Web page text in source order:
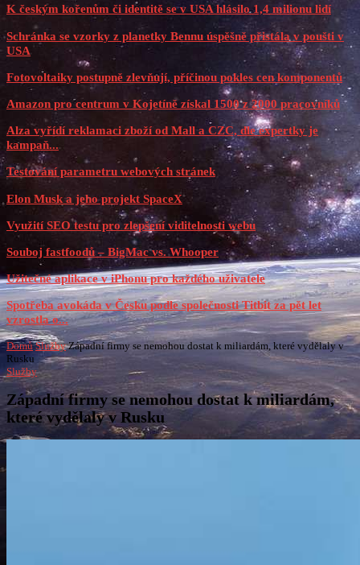
K českým kořenům či identitě se v USA hlásilo 1,4 milionu lidí
Schránka se vzorky z planetky Bennu úspěšně přistála v poušti v
USA
Fotovoltaiky postupně zlevňují, příčinou pokles cen komponentů
Amazon pro centrum v Kojetíně získal 1500 z 2000 pracovníků
Alza vyřídí reklamaci zboží od Mall a CZC, dle expertky je
kampaň...
Testování parametru webových stránek
Elon Musk a jeho projekt SpaceX
Využití SEO testu pro zlepšení viditelnosti webu
Souboj fastfoodů – BigMac vs. Whooper
Užitečné aplikace v iPhonu pro každého uživatele
Spotřeba avokáda v Česku podle společnosti Titbit za pět let
vzrostla o...
Domů Služby Západní firmy se nemohou dostat k miliardám, které vydělaly v
Rusku
Služby
Západní firmy se nemohou dostat k miliardám,
které vydělaly v Rusku